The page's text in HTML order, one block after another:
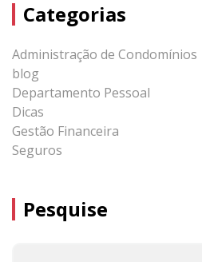
Categorias
Administração de Condomínios
blog
Departamento Pessoal
Dicas
Gestão Financeira
Seguros
Pesquise